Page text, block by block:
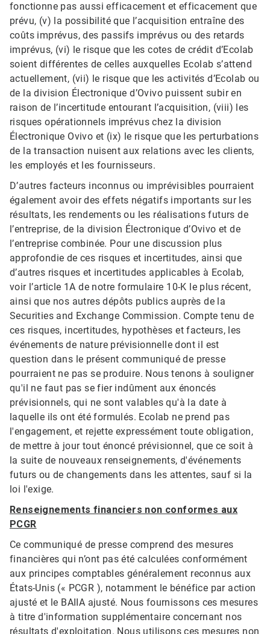
fonctionne pas aussi efficacement et efficacement que
prévu, (v) la possibilité que l’acquisition entraîne des
coûts imprévus, des passifs imprévus ou des retards
imprévus, (vi) le risque que les cotes de crédit d’Ecolab
soient différentes de celles auxquelles Ecolab s’attend
actuellement, (vii) le risque que les activités d’Ecolab ou
de la division Électronique d’Ovivo puissent subir en
raison de l’incertitude entourant l’acquisition, (viii) les
risques opérationnels imprévus chez la division
Électronique Ovivo et (ix) le risque que les perturbations
de la transaction nuisent aux relations avec les clients,
les employés et les fournisseurs.
D’autres facteurs inconnus ou imprévisibles pourraient
également avoir des effets négatifs importants sur les
résultats, les rendements ou les réalisations futurs de
l’entreprise, de la division Électronique d’Ovivo et de
l’entreprise combinée. Pour une discussion plus
approfondie de ces risques et incertitudes, ainsi que
d’autres risques et incertitudes applicables à Ecolab,
voir l’article 1A de notre formulaire 10-K le plus récent,
ainsi que nos autres dépôts publics auprès de la
Securities and Exchange Commission. Compte tenu de
ces risques, incertitudes, hypothèses et facteurs, les
événements de nature prévisionnelle dont il est
question dans le présent communiqué de presse
pourraient ne pas se produire. Nous tenons à souligner
qu'il ne faut pas se fier indûment aux énoncés
prévisionnels, qui ne sont valables qu'à la date à
laquelle ils ont été formulés. Ecolab ne prend pas
l'engagement, et rejette expressément toute obligation,
de mettre à jour tout énoncé prévisionnel, que ce soit à
la suite de nouveaux renseignements, d'événements
futurs ou de changements dans les attentes, sauf si la
loi l'exige.
Renseignements financiers non conformes aux
PCGR​​​​​​​
Ce communiqué de presse comprend des mesures
financières qui n’ont pas été calculées conformément
aux principes comptables généralement reconnus aux
États-Unis (« PCGR ), notamment le bénéfice par action
ajusté et le BAIIA ajusté. Nous fournissons ces mesures
à titre d'information supplémentaire concernant nos
résultats d'exploitation. Nous utilisons ces mesures non